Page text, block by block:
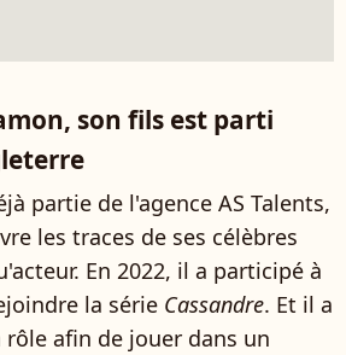
son fils est parti
partie de l'agence AS Talents,
les traces de ses célèbres
En 2022, il a participé à
la série Cassandre. Et il a
afin de jouer dans un